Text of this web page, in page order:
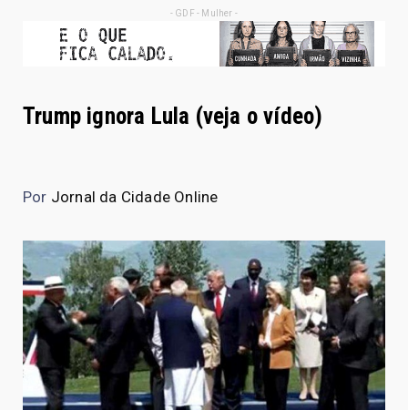
- GDF - Mulher -
Trump ignora Lula (veja o vídeo)
Por Jornal da Cidade Online